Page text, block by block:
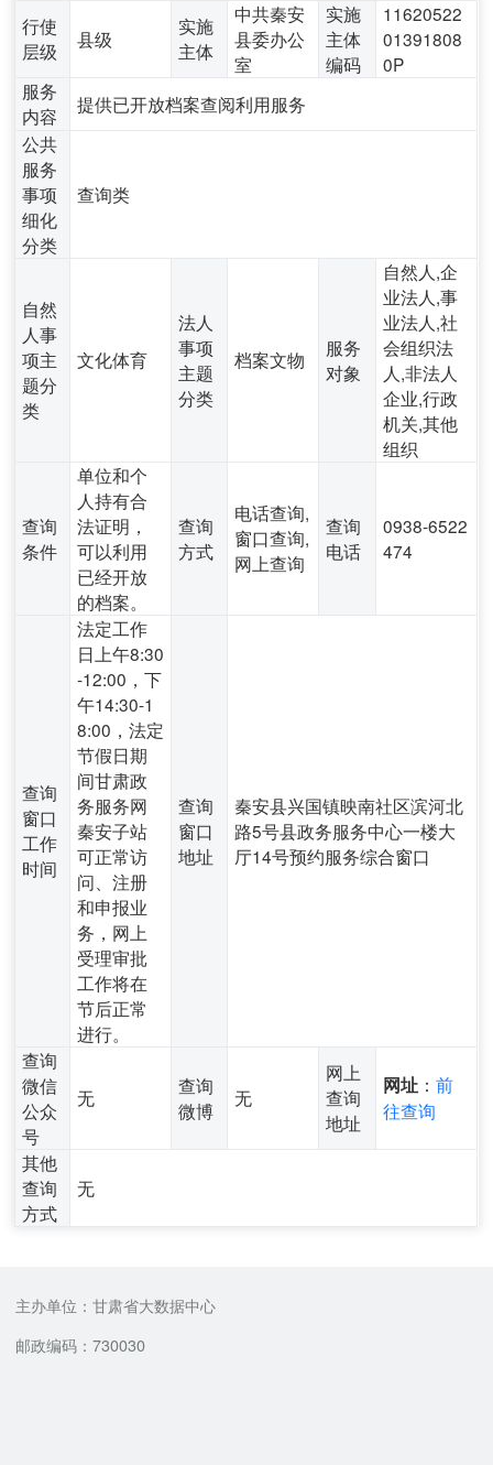
行使
层级
县级
实施
主体
中共秦安
县委办公
室
实施
主体
编码
11620522
01391808
0P
服务
内容
提供已开放档案查阅利用服务
公共
服务
事项
细化
分类
查询类
自然
人事
项主
题分
类
文化体育
法人
事项
主题
分类
档案文物
服务
对象
自然人,企
业法人,事
业法人,社
会组织法
人,非法人
企业,行政
机关,其他
组织
查询
条件
单位和个
人持有合
法证明，
可以利用
已经开放
的档案。
查询
方式
电话查询,
窗口查询,
网上查询
查询
电话
0938-6522
474
查询
窗口
工作
时间
法定工作
日上午8:30
-12:00，下
午14:30-1
8:00，法定
节假日期
间甘肃政
务服务网
秦安子站
可正常访
问、注册
和申报业
务，网上
受理审批
工作将在
节后正常
进行。
查询
窗口
地址
秦安县兴国镇映南社区滨河北
路5号县政务服务中心一楼大
厅14号预约服务综合窗口
查询
微信
公众
号
无
查询
微博
无
网上
查询
地址
网址 ：前
往查询
其他
查询
方式
无
主办单位：甘肃省大数据中心
邮政编码：730030